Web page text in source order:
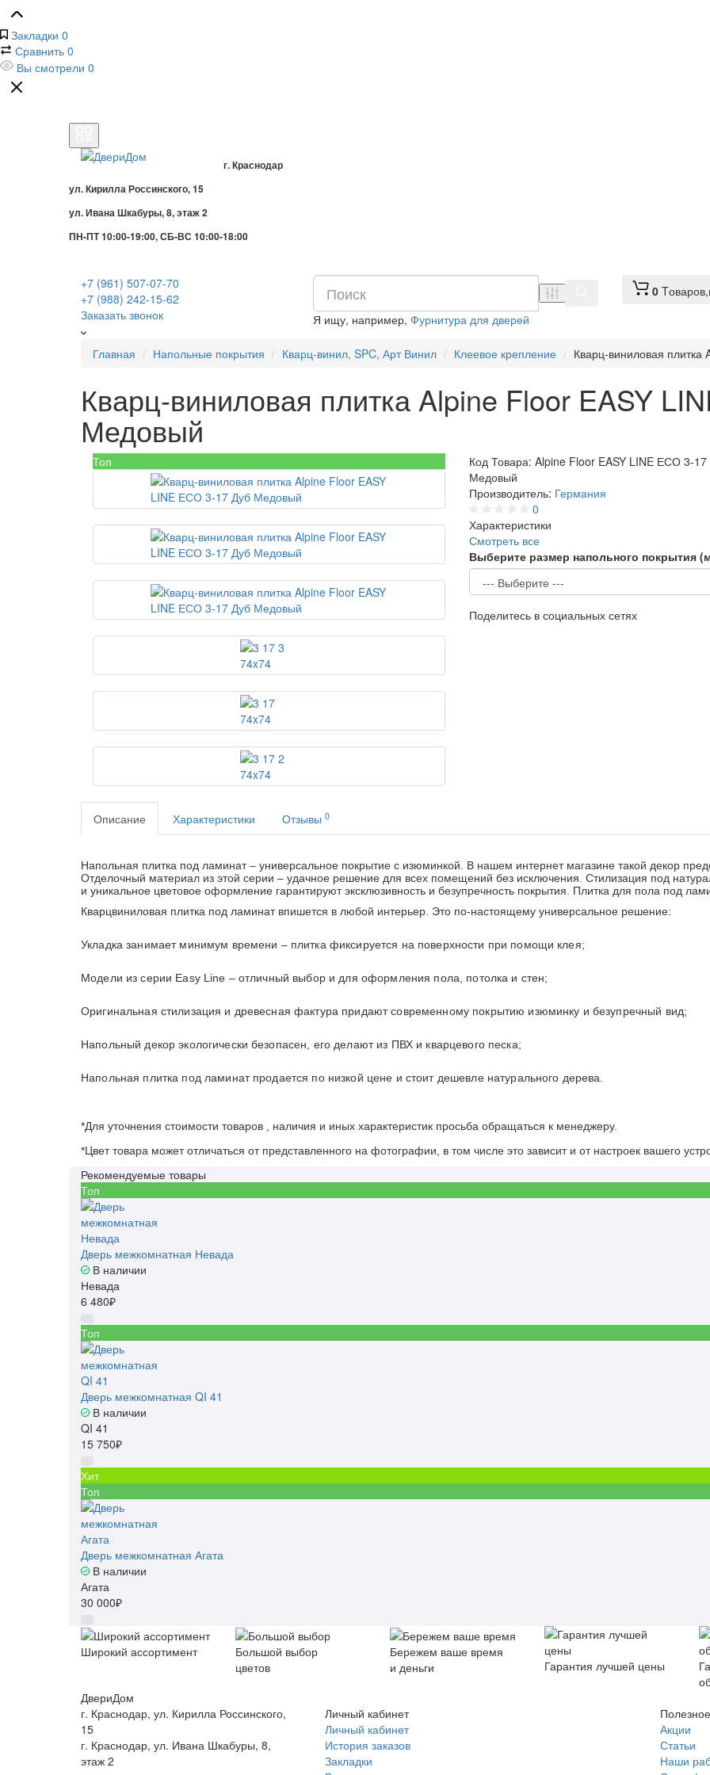
Закладки 0
Сравнить 0
Вы смотрели 0
г. Краснодар
ул. Кирилла Россинского, 15
ул. Ивана Шкабуры, 8, этаж 2
ПН-ПТ 10:00-19:00, СБ-ВС 10:00-18:00
+7 (961) 507-07-70
+7 (988) 242-15-62
Заказать звонок
Я ищу, например, Фурнитура для дверей
0 Tоваров,
Главная Напольные покрытия Кварц-винил, SPC, Арт Винил Клеевое крепление Кварц-виниловая
Кварц-виниловая плитка Alpine Floor EASY
Медовый
Топ Код Товара: Alpine Floor EASY LINE ЕСО 3-17
Медовый
Производитель: Германия
0
Характеристики
Смотреть все
Выберите размер напольного покрытия
Поделитесь в социальных сетях
Описание Характеристики Отзывы 0
Напольная плитка под ламинат – универсальное покрытие с изюминкой. В нашем интернет магазине такой декор
Отделочный материал из этой серии – удачное решение для всех помещений без исключения. Стилизация под
и уникальное цветовое оформление гарантируют эксклюзивность и безупречность покрытия. Плитка для пола под
Кварцвиниловая плитка под ламинат впишется в любой интерьер. Это по-настоящему универсальное решение:
Укладка занимает минимум времени – плитка фиксируется на поверхности при помощи клея;
Модели из серии Easy Line – отличный выбор и для оформления пола, потолка и стен;
Оригинальная стилизация и древесная фактура придают современному покрытию изюминку и безупречный вид;
Напольный декор экологически безопасен, его делают из ПВХ и кварцевого песка;
Напольная плитка под ламинат продается по низкой цене и стоит дешевле натурального дерева.
*Для уточнения стоимости товаров , наличия и иных характеристик просьба обращаться к менеджеру.
*Цвет товара может отличаться от представленного на фотографии, в том числе это зависит и от настроек вашего
Рекомендуемые товары
Топ
Дверь межкомнатная Невада
В наличии
Невада
6 480₽
Топ
Дверь межкомнатная QI 41
В наличии
QI 41
15 750₽
Хит
Топ
Дверь межкомнатная Агата
В наличии
Агата
30 000₽
Широкий ассортимент
Большой выбор
цветов
Бережем ваше время
и деньги
Гарантия лучшей цены
ДвериДом
г. Краснодар, ул. Кирилла Россинского,
15
г. Краснодар, ул. Ивана Шкабуры, 8,
этаж 2
Личный кабинет
Личный кабинет
История заказов
Закладки
Полезное
Акции
Статьи
Наши